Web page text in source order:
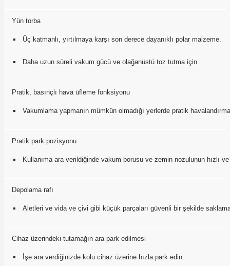
Yün torba
Üç katmanlı, yırtılmaya karşı son derece dayanıklı polar malzeme.
Daha uzun süreli vakum gücü ve olağanüstü toz tutma için.
Pratik, basınçlı hava üfleme fonksiyonu
Vakumlama yapmanın mümkün olmadığı yerlerde pratik
Pratik park pozisyonu
Kullanıma ara verildiğinde vakum borusu ve zemin nozulunun hızlı
Depolama rafı
Aletleri ve vida ve çivi gibi küçük parçaları güvenli bir şekilde
Cihaz üzerindeki tutamağın ara park edilmesi
İşe ara verdiğinizde kolu cihaz üzerine hızla park edin.